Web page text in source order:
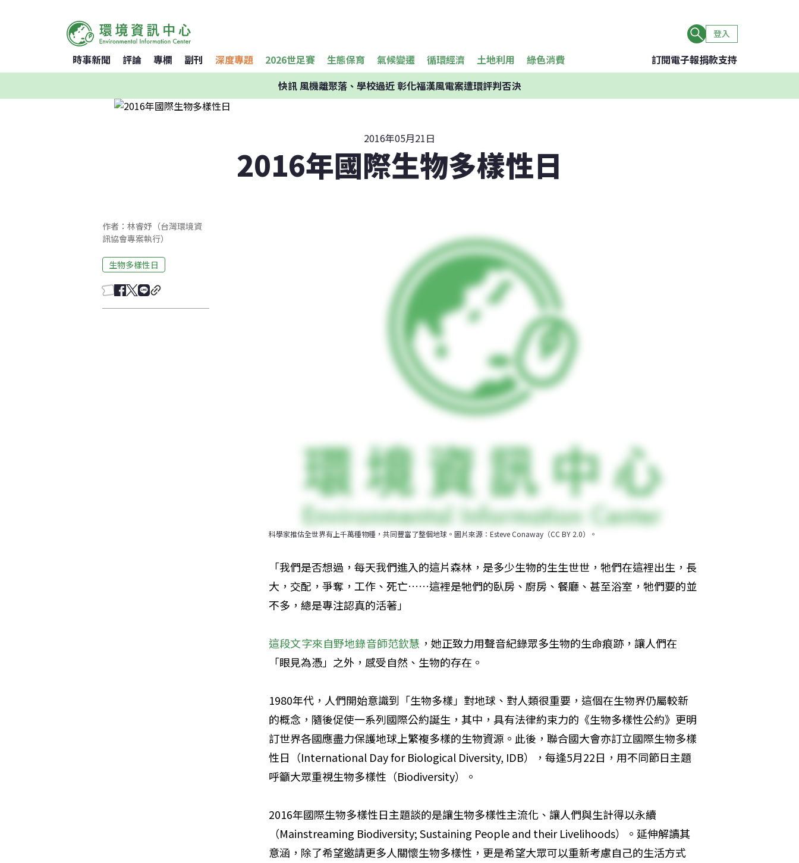
登入
時事新聞 評論 專欄 副刊 深度專題 2026世足賽 生態保育 氣候變遷 循環經濟 土地利用 綠色消費 訂閱電子報捐款支持
快訊風機離聚落、學校過近 彰化福漢風電案遭環評判否決
2016年05月21日
2016年國際生物多樣性日
作者：林睿妤（台灣環境資
訊協會專案執行）
生物多樣性日
科學家推估全世界有上千萬種物種，共同豐富了整個地球。圖片來源：Esteve Conaway（CC BY 2.0）。
「我們是否想過，每天我們進入的這片森林，是多少生物的生生世世，牠們在這裡出生，長
大，交配，爭奪，工作、死亡……這裡是牠們的臥房、廚房、餐廳、甚至浴室，牠們要的並
不多，總是專注認真的活著」
這段文字來自野地錄音師范欽慧 ，她正致力用聲音紀錄眾多生物的生命痕跡，讓人們在
「眼見為憑」之外，感受自然、生物的存在。
1980年代，人們開始意識到「生物多樣」對地球、對人類很重要，這個在生物界仍屬較新
的概念，隨後促使一系列國際公約誕生，其中，具有法律約束力的《生物多樣性公約》更明
訂世界各國應盡力保護地球上繁複多樣的生物資源。此後，聯合國大會亦訂立國際生物多樣
性日（International Day for Biological Diversity, IDB），每逢5月22日，用不同節日主題
呼籲大眾重視生物多樣性（Biodiversity）。
2016年國際生物多樣性日主題談的是讓生物多樣性主流化、讓人們與生計得以永續
（Mainstreaming Biodiversity; Sustaining People and their Livelihoods）。延伸解讀其
意涵，除了希望邀請更多人關懷生物多樣性，更是希望大眾可以重新考慮自己的生活方式